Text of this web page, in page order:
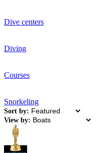
Dive centers
Diving
Courses
Snorkeling
Sort by:
View by: